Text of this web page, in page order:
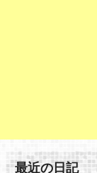
最近の日記